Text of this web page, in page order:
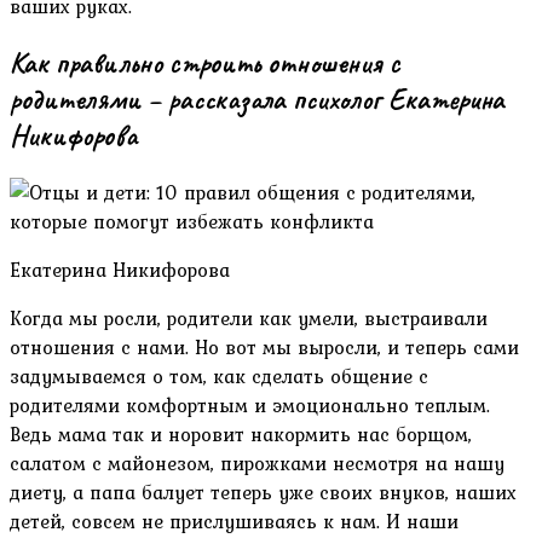
ваших руках.
Как правильно строить отношения с
родителями – рассказала психолог Екатерина
Никифорова
Екатерина Никифорова
Когда мы росли, родители как умели, выстраивали
отношения с нами. Но вот мы выросли, и теперь сами
задумываемся о том, как сделать общение с
родителями комфортным и эмоционально теплым.
Ведь мама так и норовит накормить нас борщом,
салатом с майонезом, пирожками несмотря на нашу
диету, а папа балует теперь уже своих внуков, наших
детей, совсем не прислушиваясь к нам. И наши